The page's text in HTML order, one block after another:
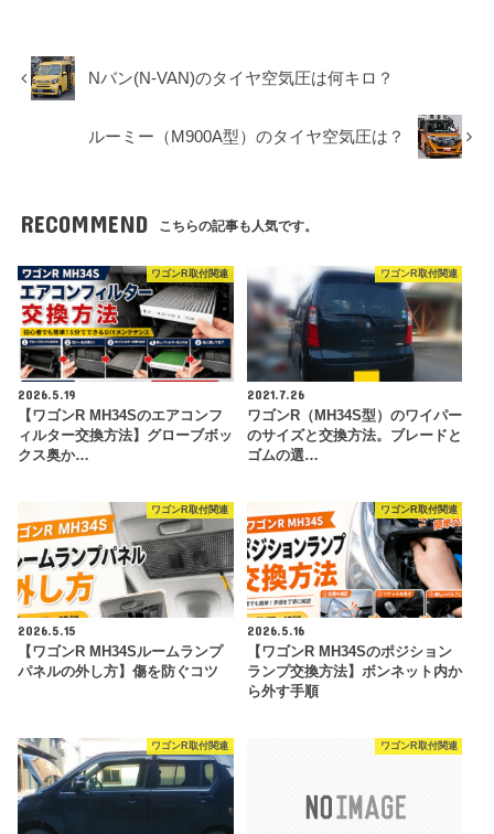
Nバン(N-VAN)のタイヤ空気圧は何キロ？
ルーミー（M900A型）のタイヤ空気圧は？
RECOMMEND こちらの記事も人気です。
ワゴンR取付関連
2026.5.19
【ワゴンR MH34Sのエアコンフ
ィルター交換方法】グローブボッ
クス奥か…
ワゴンR取付関連
2021.7.26
ワゴンR（MH34S型）のワイパー
のサイズと交換方法。ブレードと
ゴムの選…
ワゴンR取付関連
2026.5.15
【ワゴンR MH34Sルームランプ
パネルの外し方】傷を防ぐコツ
ワゴンR取付関連
2026.5.16
【ワゴンR MH34Sのポジション
ランプ交換方法】ボンネット内か
ら外す手順
ワゴンR取付関連 ワゴンR取付関連